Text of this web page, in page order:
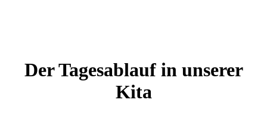
Der Tagesablauf in unserer
Kita